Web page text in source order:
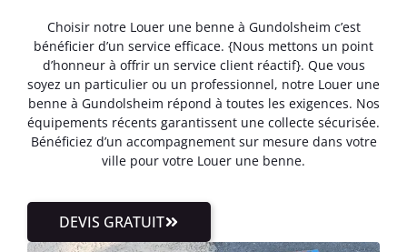
Choisir notre Louer une benne à Gundolsheim c’est
bénéficier d’un service efficace. {Nous mettons un point
d’honneur à offrir un service client réactif}. Que vous
soyez un particulier ou un professionnel, notre Louer une
benne à Gundolsheim répond à toutes les exigences. Nos
équipements récents garantissent une collecte sécurisée.
Bénéficiez d’un accompagnement sur mesure dans votre
ville pour votre Louer une benne.
DEVIS GRATUIT